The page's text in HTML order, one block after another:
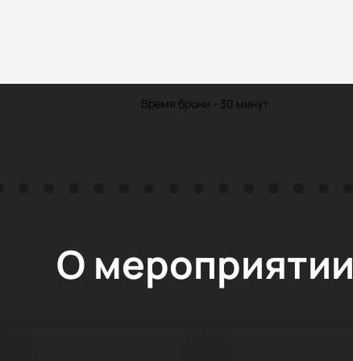
Время брони - 30 минут.
О мероприятии